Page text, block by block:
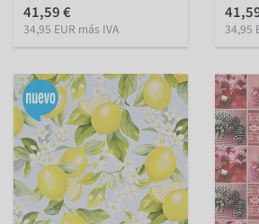
41,59 €
34,95 EUR más IVA 34,95